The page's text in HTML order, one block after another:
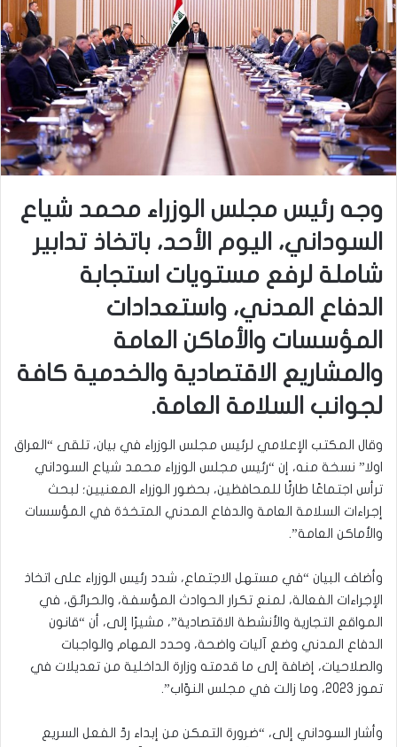
وجه رئيس مجلس الوزراء محمد شياع
السوداني، اليوم الأحد، باتخاذ تدابير
شاملة لرفع مستويات استجابة
الدفاع المدني، واستعدادات
المؤسسات والأماكن العامة
والمشاريع الاقتصادية والخدمية كافة
لجوانب السلامة العامة.
وقال المكتب الإعلامي لرئيس مجلس الوزراء في بيان، تلقى “العراق
اولا” نسخة منه، إن “رئيس مجلس الوزراء محمد شياع السوداني
ترأس اجتماعًا طارئًا للمحافظين، بحضور الوزراء المعنيين؛ لبحث
إجراءات السلامة العامة والدفاع المدني المتخذة في المؤسسات
والأماكن العامة”.
وأضاف البيان “في مستهل الاجتماع، شدد رئيس الوزراء على اتخاذ
الإجراءات الفعالة، لمنع تكرار الحوادث المؤسفة، والحرائق، في
المواقع التجارية والأنشطة الاقتصادية”، مشيرًا إلى، أن “قانون
الدفاع المدني وضع آليات واضحة، وحدد المهام والواجبات
والصلاحيات، إضافة إلى ما قدمته وزارة الداخلية من تعديلات في
تموز 2023، وما زالت في مجلس النوّاب”.
وأشار السوداني إلى، “ضرورة التمكن من إبداء ردّ الفعل السريع